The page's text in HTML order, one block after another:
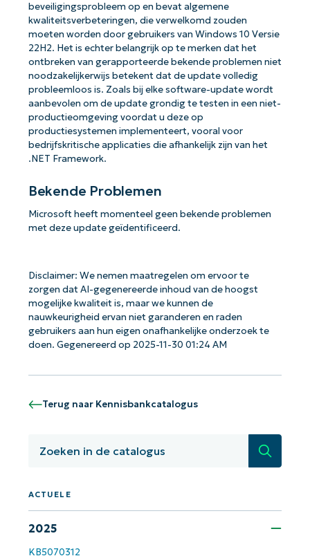
beveiligingsprobleem op en bevat algemene
kwaliteitsverbeteringen, die verwelkomd zouden
moeten worden door gebruikers van Windows 10 Versie
22H2. Het is echter belangrijk op te merken dat het
ontbreken van gerapporteerde bekende problemen niet
noodzakelijkerwijs betekent dat de update volledig
probleemloos is. Zoals bij elke software-update wordt
aanbevolen om de update grondig te testen in een niet-
productieomgeving voordat u deze op
productiesystemen implementeert, vooral voor
bedrijfskritische applicaties die afhankelijk zijn van het
.NET Framework.
Bekende Problemen
Microsoft heeft momenteel geen bekende problemen
met deze update geïdentificeerd.
Disclaimer: We nemen maatregelen om ervoor te
zorgen dat AI-gegenereerde inhoud van de hoogst
mogelijke kwaliteit is, maar we kunnen de
nauwkeurigheid ervan niet garanderen en raden
gebruikers aan hun eigen onafhankelijke onderzoek te
doen. Gegenereerd op 2025-11-30 01:24 AM
Terug naar Kennisbankcatalogus
Zoeken
ACTUELE
2025
KB5070312
Aan de slag met NinjaOne AI-
gestuurde KB-analyses!
First
and
name*